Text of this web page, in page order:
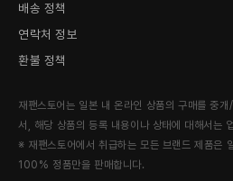
배송 정책
연락처 정보
환불 정책
재팬스토어는 일본 내 온라인 상품의 구매를 중
서, 해당 상품의 등록 내용이나 상태에 대해서는
※ 재팬스토어에서 취급하는 모든 브랜드 제품은
100% 정품만을 판매합니다.